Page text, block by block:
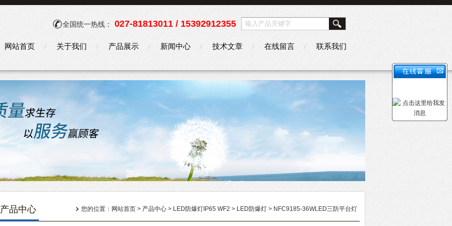
全国统一热线： 027-81813011 / 15392912355
网站首页 关于我们 产品展示 新闻中心 技术文章 在线留言 联系我们
产品中心 您的位置： 网站首页 > 产品中心 > LED防爆灯IP65 WF2 > LED防爆灯 > NFC9185-36WLED三防平台灯